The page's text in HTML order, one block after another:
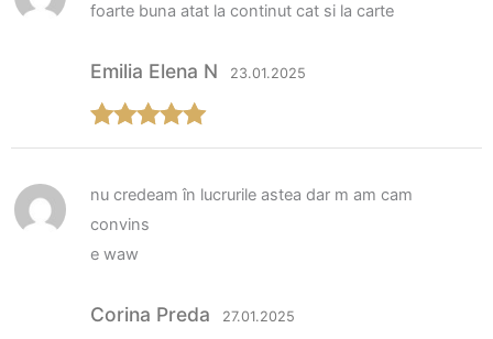
Evaluat la5
Emilia Elena N 23.01.2025
foarte buna atat la continut cat si la carte
Corina Preda 27.01.2025
nu credeam în lucrurile astea dar m am cam
convins
e waw